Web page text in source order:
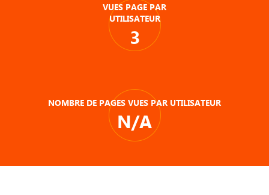
VUES PAGE PAR
UTILISATEUR
3
NOMBRE DE PAGES VUES PAR UTILISATEUR
N/A